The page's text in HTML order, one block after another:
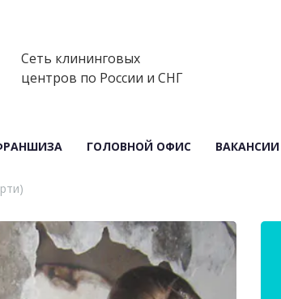
Сеть клининговых
центров по России и СНГ
ГОЛОВНОЙ ОФИС ВАКАНСИИ